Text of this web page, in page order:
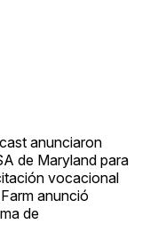
anunciaron
de Maryland para
vocacional
anunció
de